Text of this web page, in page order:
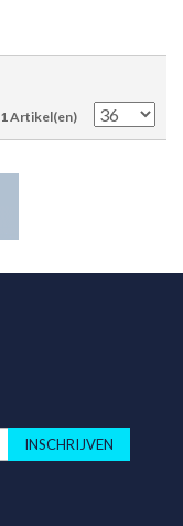
1 Artikel(en)
INSCHRIJVEN